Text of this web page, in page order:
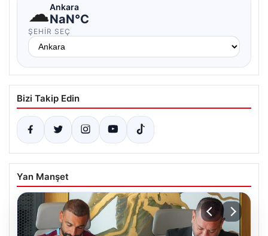
☁Ankara
NaN°C
ŞEHIR SEÇ
Bizi Takip Edin
Yan Manşet